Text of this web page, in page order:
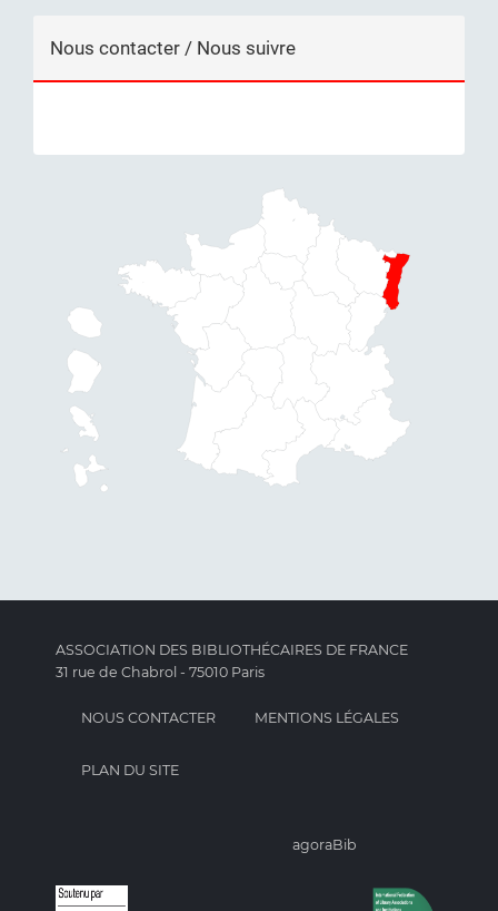
Nous contacter / Nous suivre
ASSOCIATION DES BIBLIOTHÉCAIRES DE FRANCE
31 rue de Chabrol - 75010 Paris
NOUS CONTACTER MENTIONS LÉGALES
PLAN DU SITE
agoraBib